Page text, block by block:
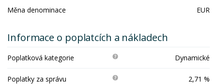
Měna denominace EUR
Informace o poplatcích a nákladech
Poplatková kategorie Dynamické
Poplatky za správu 2,71 %